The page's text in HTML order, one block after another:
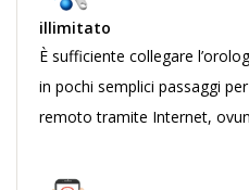
illimitato
È sufficiente collegare
in pochi semplici passaggi
remoto tramite Internet,